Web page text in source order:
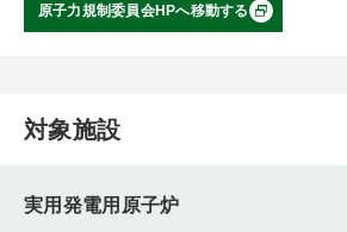
原子力規制委員会HPへ移動する
対象施設
実用発電用原子炉